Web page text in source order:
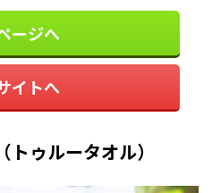
ージへ
イトへ
ゥルータオル）